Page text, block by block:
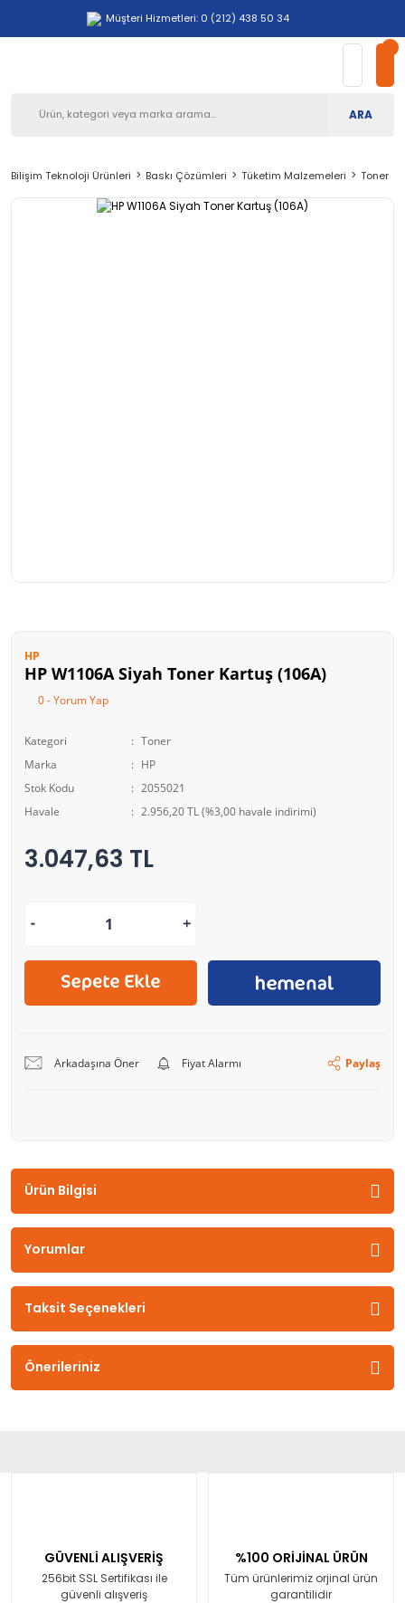
Müşteri Hizmetleri: 0 (212) 438 50 34
ARA
Bilişim Teknoloji Ürünleri Baskı Çözümleri Tüketim Malzemeleri Toner
HP
HP W1106A Siyah Toner Kartuş (106A)
0 - Yorum Yap
Kategori
Toner
Marka
HP
Stok Kodu
2055021
Havale
2.956,20 TL (%3,00 havale indirimi)
3.047,63 TL
Arkadaşına Öner Fiyat Alarmı Paylaş
Ürün Bilgisi
Yorumlar
Taksit Seçenekleri
Önerileriniz
GÜVENLİ ALIŞVERİŞ
256bit SSL Sertifikası ile
güvenli alışveriş
%100 ORİJİNAL ÜRÜN
Tüm ürünlerimiz orjinal ürün
garantilidir